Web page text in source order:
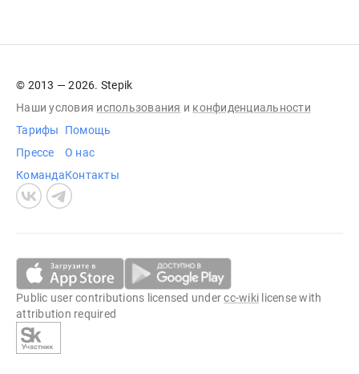
© 2013 — 2026. Stepik
Наши условия использования и конфиденциальности
Тарифы
Прессе
Команда
Помощь
О нас
Контакты
Public user contributions licensed undercc-wiki license with
attribution required